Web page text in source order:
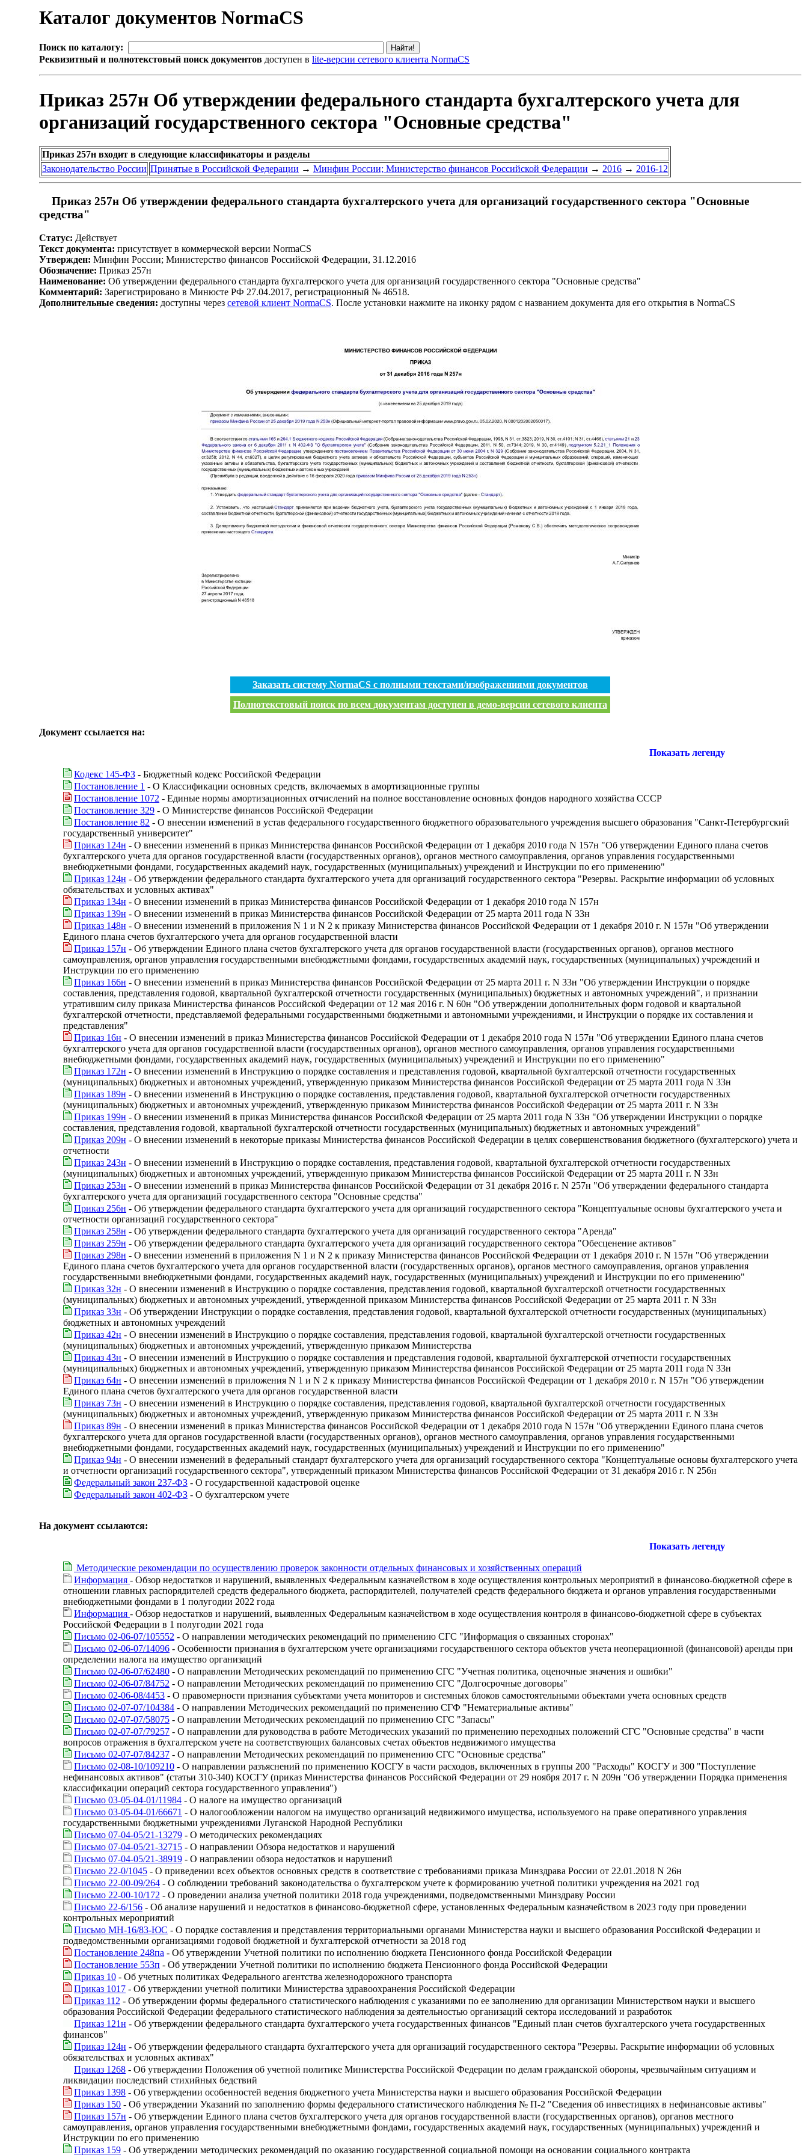
Каталог документов NormaCS
Поиск по каталогу:
Реквизитный и полнотекстовый поиск документов доступен в lite-версии сетевого клиента NormaCS
Приказ 257н Об утверждении федерального стандарта бухгалтерского учета для
организаций государственного сектора "Основные средства"
Приказ 257н входит в следующие классификаторы и разделы
Законодательство России Принятые в Российской Федерации → Минфин России; Министерство финансов Российской Федерации → 2016 → 2016-12
Приказ 257н Об утверждении федерального стандарта бухгалтерского учета для организаций государственного сектора "Основные
средства"
Статус: Действует
Текст документа: присутствует в коммерческой версии NormaCS
Утвержден: Минфин России; Министерство финансов Российской Федерации, 31.12.2016
Обозначение: Приказ 257н
Наименование: Об утверждении федерального стандарта бухгалтерского учета для организаций государственного сектора "Основные средства"
Комментарий: Зарегистрировано в Минюсте РФ 27.04.2017, регистрационный № 46518.
Дополнительные сведения: доступны через сетевой клиент NormaCS. После установки нажмите на иконку рядом с названием документа для его открытия в NormaCS
Заказать систему NormaCS с полными текстами/изображениями документов
Полнотекстовый поиск по всем документам доступен в демо-версии сетевого клиента
Документ ссылается на:
Показать легенду
Кодекс 145-ФЗ - Бюджетный кодекс Российской Федерации
Постановление 1 - О Классификации основных средств, включаемых в амортизационные группы
Постановление 1072 - Единые нормы амортизационных отчислений на полное восстановление основных фондов народного хозяйства СССР
Постановление 329 - О Министерстве финансов Российской Федерации
Постановление 82 - О внесении изменений в устав федерального государственного бюджетного образовательного учреждения высшего образования "Санкт-Петербургский
государственный университет"
Приказ 124н - О внесении изменений в приказ Министерства финансов Российской Федерации от 1 декабря 2010 года N 157н "Об утверждении Единого плана счетов
бухгалтерского учета для органов государственной власти (государственных органов), органов местного самоуправления, органов управления государственными
внебюджетными фондами, государственных академий наук, государственных (муниципальных) учреждений и Инструкции по его применению"
Приказ 124н - Об утверждении федерального стандарта бухгалтерского учета для организаций государственного сектора "Резервы. Раскрытие информации об условных
обязательствах и условных активах"
Приказ 134н - О внесении изменений в приказ Министерства финансов Российской Федерации от 1 декабря 2010 года N 157н
Приказ 139н - О внесении изменений в приказ Министерства финансов Российской Федерации от 25 марта 2011 года N 33н
Приказ 148н - О внесении изменений в приложения N 1 и N 2 к приказу Министерства финансов Российской Федерации от 1 декабря 2010 г. N 157н "Об утверждении
Единого плана счетов бухгалтерского учета для органов государственной власти
Приказ 157н - Об утверждении Единого плана счетов бухгалтерского учета для органов государственной власти (государственных органов), органов местного
самоуправления, органов управления государственными внебюджетными фондами, государственных академий наук, государственных (муниципальных) учреждений и
Инструкции по его применению
Приказ 166н - О внесении изменений в приказ Министерства финансов Российской Федерации от 25 марта 2011 г. N 33н "Об утверждении Инструкции о порядке
составления, представления годовой, квартальной бухгалтерской отчетности государственных (муниципальных) бюджетных и автономных учреждений", и признании
утратившим силу приказа Министерства финансов Российской Федерации от 12 мая 2016 г. N 60н "Об утверждении дополнительных форм годовой и квартальной
бухгалтерской отчетности, представляемой федеральными государственными бюджетными и автономными учреждениями, и Инструкции о порядке их составления и
представления"
Приказ 16н - О внесении изменений в приказ Министерства финансов Российской Федерации от 1 декабря 2010 года N 157н "Об утверждении Единого плана счетов
бухгалтерского учета для органов государственной власти (государственных органов), органов местного самоуправления, органов управления государственными
внебюджетными фондами, государственных академий наук, государственных (муниципальных) учреждений и Инструкции по его применению"
Приказ 172н - О внесении изменений в Инструкцию о порядке составления и представления годовой, квартальной бухгалтерской отчетности государственных
(муниципальных) бюджетных и автономных учреждений, утвержденную приказом Министерства финансов Российской Федерации от 25 марта 2011 года N 33н
Приказ 189н - О внесении изменений в Инструкцию о порядке составления, представления годовой, квартальной бухгалтерской отчетности государственных
(муниципальных) бюджетных и автономных учреждений, утвержденную приказом Министерства финансов Российской Федерации от 25 марта 2011 г. N 33н
Приказ 199н - О внесении изменений в приказ Министерства финансов Российской Федерации от 25 марта 2011 года N 33н "Об утверждении Инструкции о порядке
составления, представления годовой, квартальной бухгалтерской отчетности государственных (муниципальных) бюджетных и автономных учреждений"
Приказ 209н - О внесении изменений в некоторые приказы Министерства финансов Российской Федерации в целях совершенствования бюджетного (бухгалтерского) учета и
отчетности
Приказ 243н - О внесении изменений в Инструкцию о порядке составления, представления годовой, квартальной бухгалтерской отчетности государственных
(муниципальных) бюджетных и автономных учреждений, утвержденную приказом Министерства финансов Российской Федерации от 25 марта 2011 г. N 33н
Приказ 253н - О внесении изменений в приказ Министерства финансов Российской Федерации от 31 декабря 2016 г. N 257н "Об утверждении федерального стандарта
бухгалтерского учета для организаций государственного сектора "Основные средства"
Приказ 256н - Об утверждении федерального стандарта бухгалтерского учета для организаций государственного сектора "Концептуальные основы бухгалтерского учета и
отчетности организаций государственного сектора"
Приказ 258н - Об утверждении федерального стандарта бухгалтерского учета для организаций государственного сектора "Аренда"
Приказ 259н - Об утверждении федерального стандарта бухгалтерского учета для организаций государственного сектора "Обесценение активов"
Приказ 298н - О внесении изменений в приложения N 1 и N 2 к приказу Министерства финансов Российской Федерации от 1 декабря 2010 г. N 157н "Об утверждении
Единого плана счетов бухгалтерского учета для органов государственной власти (государственных органов), органов местного самоуправления, органов управления
государственными внебюджетными фондами, государственных академий наук, государственных (муниципальных) учреждений и Инструкции по его применению"
Приказ 32н - О внесении изменений в Инструкцию о порядке составления, представления годовой, квартальной бухгалтерской отчетности государственных
(муниципальных) бюджетных и автономных учреждений, утвержденной приказом Министерства финансов Российской Федерации от 25 марта 2011 г. N 33н
Приказ 33н - Об утверждении Инструкции о порядке составления, представления годовой, квартальной бухгалтерской отчетности государственных (муниципальных)
бюджетных и автономных учреждений
Приказ 42н - О внесении изменений в Инструкцию о порядке составления, представления годовой, квартальной бухгалтерской отчетности государственных
(муниципальных) бюджетных и автономных учреждений, утвержденную приказом Министерства
Приказ 43н - О внесении изменений в Инструкцию о порядке составления и представления годовой, квартальной бухгалтерской отчетности государственных
(муниципальных) бюджетных и автономных учреждений, утвержденную приказом Министерства финансов Российской Федерации от 25 марта 2011 года N 33н
Приказ 64н - О внесении изменений в приложения N 1 и N 2 к приказу Министерства финансов Российской Федерации от 1 декабря 2010 г. N 157н "Об утверждении
Единого плана счетов бухгалтерского учета для органов государственной власти
Приказ 73н - О внесении изменений в Инструкцию о порядке составления, представления годовой, квартальной бухгалтерской отчетности государственных
(муниципальных) бюджетных и автономных учреждений, утвержденную приказом Министерства финансов Российской Федерации от 25 марта 2011 г. N 33н
Приказ 89н - О внесении изменений в приказ Министерства финансов Российской Федерации от 1 декабря 2010 года N 157н "Об утверждении Единого плана счетов
бухгалтерского учета для органов государственной власти (государственных органов), органов местного самоуправления, органов управления государственными
внебюджетными фондами, государственных академий наук, государственных (муниципальных) учреждений и Инструкции по его применению"
Приказ 94н - О внесении изменений в федеральный стандарт бухгалтерского учета для организаций государственного сектора "Концептуальные основы бухгалтерского учета
и отчетности организаций государственного сектора", утвержденный приказом Министерства финансов Российской Федерации от 31 декабря 2016 г. N 256н
Федеральный закон 237-ФЗ - О государственной кадастровой оценке
Федеральный закон 402-ФЗ - О бухгалтерском учете
На документ ссылаются:
Показать легенду
Методические рекомендации по осуществлению проверок законности отдельных финансовых и хозяйственных операций
Информация - Обзор недостатков и нарушений, выявленных Федеральным казначейством в ходе осуществления контрольных мероприятий в финансово-бюджетной сфере в
отношении главных распорядителей средств федерального бюджета, распорядителей, получателей средств федерального бюджета и органов управления государственными
внебюджетными фондами в 1 полугодии 2022 года
Информация - Обзор недостатков и нарушений, выявленных Федеральным казначейством в ходе осуществления контроля в финансово-бюджетной сфере в субъектах
Российской Федерации в 1 полугодии 2021 года
Письмо 02-06-07/105552 - О направлении методических рекомендаций по применению СГС "Информация о связанных сторонах"
Письмо 02-06-07/14096 - Особенности признания в бухгалтерском учете организациями государственного сектора объектов учета неоперационной (финансовой) аренды при
определении налога на имущество организаций
Письмо 02-06-07/62480 - О направлении Методических рекомендаций по применению СГС "Учетная политика, оценочные значения и ошибки"
Письмо 02-06-07/84752 - О направлении Методических рекомендаций по применению СГС "Долгосрочные договоры"
Письмо 02-06-08/4453 - О правомерности признания субъектами учета мониторов и системных блоков самостоятельными объектами учета основных средств
Письмо 02-07-07/104384 - О направлении Методических рекомендаций по применению СГФ "Нематериальные активы"
Письмо 02-07-07/58075 - О направлении Методических рекомендаций по применению СГС "Запасы"
Письмо 02-07-07/79257 - О направлении для руководства в работе Методических указаний по применению переходных положений СГС "Основные средства" в части
вопросов отражения в бухгалтерском учете на соответствующих балансовых счетах объектов недвижимого имущества
Письмо 02-07-07/84237 - О направлении Методических рекомендаций по применению СГС "Основные средства"
Письмо 02-08-10/109210 - О направлении разъяснений по применению КОСГУ в части расходов, включенных в группы 200 "Расходы" КОСГУ и 300 "Поступление
нефинансовых активов" (статьи 310-340) КОСГУ (приказ Министерства финансов Российской Федерации от 29 ноября 2017 г. N 209н "Об утверждении Порядка применения
классификации операций сектора государственного управления")
Письмо 03-05-04-01/11984 - О налоге на имущество организаций
Письмо 03-05-04-01/66671 - О налогообложении налогом на имущество организаций недвижимого имущества, используемого на праве оперативного управления
государственными бюджетными учреждениями Луганской Народной Республики
Письмо 07-04-05/21-13279 - О методических рекомендациях
Письмо 07-04-05/21-32715 - О направлении Обзора недостатков и нарушений
Письмо 07-04-05/21-38919 - О направлении обзора недостатков и нарушений
Письмо 22-0/1045 - О приведении всех объектов основных средств в соответствие с требованиями приказа Минздрава России от 22.01.2018 N 26н
Письмо 22-00-09/264 - О соблюдении требований законодательства о бухгалтерском учете к формированию учетной политики учреждения на 2021 год
Письмо 22-00-10/172 - О проведении анализа учетной политики 2018 года учреждениями, подведомственными Минздраву России
Письмо 22-6/156 - Об анализе нарушений и недостатков в финансово-бюджетной сфере, установленных Федеральным казначейством в 2023 году при проведении
контрольных мероприятий
Письмо МН-16/83-ЮС - О порядке составления и представления территориальными органами Министерства науки и высшего образования Российской Федерации и
подведомственными организациями годовой бюджетной и бухгалтерской отчетности за 2018 год
Постановление 248па - Об утверждении Учетной политики по исполнению бюджета Пенсионного фонда Российской Федерации
Постановление 553п - Об утверждении Учетной политики по исполнению бюджета Пенсионного фонда Российской Федерации
Приказ 10 - Об учетных политиках Федерального агентства железнодорожного транспорта
Приказ 1017 - Об утверждении учетной политики Министерства здравоохранения Российской Федерации
Приказ 112 - Об утверждении формы федерального статистического наблюдения с указаниями по ее заполнению для организации Министерством науки и высшего
образования Российской Федерации федерального статистического наблюдения за деятельностью организаций сектора исследований и разработок
Приказ 121н - Об утверждении федерального стандарта бухгалтерского учета государственных финансов "Единый план счетов бухгалтерского учета государственных
финансов"
Приказ 124н - Об утверждении федерального стандарта бухгалтерского учета для организаций государственного сектора "Резервы. Раскрытие информации об условных
обязательствах и условных активах"
Приказ 1268 - Об утверждении Положения об учетной политике Министерства Российской Федерации по делам гражданской обороны, чрезвычайным ситуациям и
ликвидации последствий стихийных бедствий
Приказ 1398 - Об утверждении особенностей ведения бюджетного учета Министерства науки и высшего образования Российской Федерации
Приказ 150 - Об утверждении Указаний по заполнению формы федерального статистического наблюдения № П-2 "Сведения об инвестициях в нефинансовые активы"
Приказ 157н - Об утверждении Единого плана счетов бухгалтерского учета для органов государственной власти (государственных органов), органов местного
самоуправления, органов управления государственными внебюджетными фондами, государственных академий наук, государственных (муниципальных) учреждений и
Инструкции по его применению
Приказ 159 - Об утверждении методических рекомендаций по оказанию государственной социальной помощи на основании социального контракта